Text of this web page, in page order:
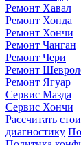
Ремонт Хавал
Ремонт Хонда
Ремонт Хончи
Ремонт Чанган
Ремонт Чери
Ремонт
Ремонт Ягуар
Сервис Мазда
Сервис Хончи
Рассчитать
диагностику